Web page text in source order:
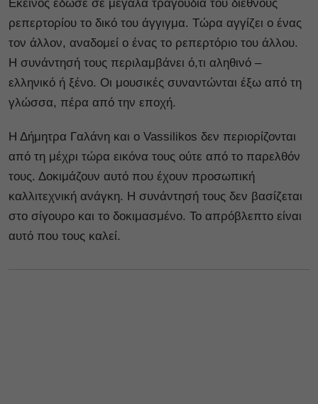
Εκείνος έδωσε σε μεγάλα τραγούδια του διεθνούς
ρεπερτορίου το δικό του άγγιγμα. Τώρα αγγίζει ο ένας
τον άλλον, αναδομεί ο ένας το ρεπερτόριο του άλλου.
Η συνάντησή τους περιλαμβάνει ό,τι αληθινό –
ελληνικό ή ξένο. Οι μουσικές συναντώνται έξω από τη
γλώσσα, πέρα από την εποχή.
Η Δήμητρα Γαλάνη και ο Vassilikos δεν περιορίζονται
από τη μέχρι τώρα εικόνα τους ούτε από το παρελθόν
τους. Δοκιμάζουν αυτό που έχουν προσωπική
καλλιτεχνική ανάγκη. Η συνάντησή τους δεν βασίζεται
στο σίγουρο και το δοκιμασμένο. Το απρόβλεπτο είναι
αυτό που τους καλεί.